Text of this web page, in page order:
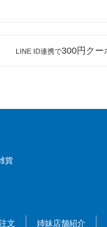
LINE ID連携で300円クー
貨
文 姉妹店舗紹介